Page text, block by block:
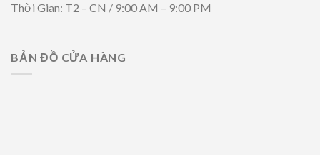
Thời Gian: T2 – CN / 9:00 AM – 9:00 PM
BẢN ĐỒ CỬA HÀNG